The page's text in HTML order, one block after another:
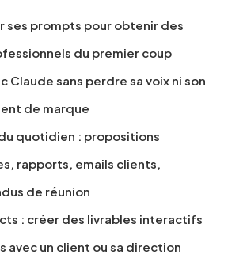
ses prompts pour obtenir des
du premier coup
Claude sans perdre sa voix ni son
de marque
quotidien : propositions
rapports, emails clients,
de réunion
: créer des livrables interactifs
avec un client ou sa direction